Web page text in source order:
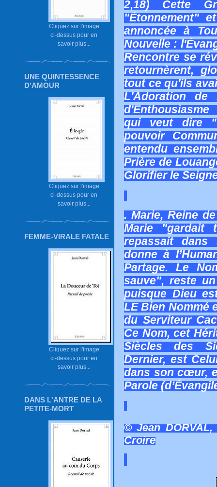
Cliquez sur l'image
ci-dessus pour en
savoir plus...
UNE QUINTESSENCE
D'AMOUR
Cliquez sur l'image
ci-dessus pour en
savoir plus...
FEMME-VIRALE FATALE
Cliquez sur l'image
ci-dessus pour en
savoir plus...
DANS L'ANTRE DE LA
PETITE-MORT
2,18) Cette
"Étonnement"
annoncée à
Nouvelle :
Rencontre se
retournèrent,
tout ce qu'ils
L'Adoration
qui veut dire
pouvoir
entendu
Prière de
Glorifier le
. Marie, Reine
Marie "gardait
repassait
donne à
Partage. Le
sauve", reste
puisque Dieu
LE Bien Nommé
du Serviteur
Ce Nom, cet
Siècles des
Dernier, est
dans son cœur,
Parole
© Jean
Croire